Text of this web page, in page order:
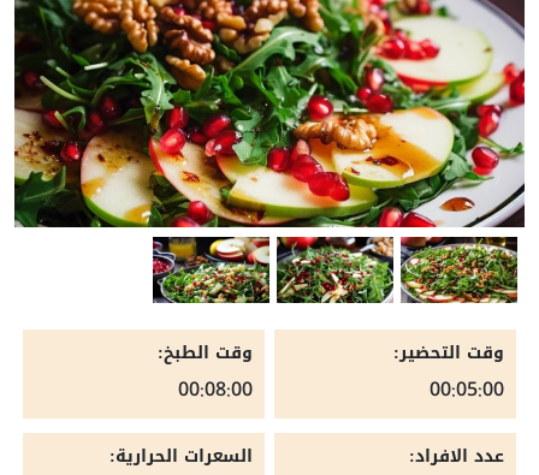
وقت التحضير:
00:05:00
وقت الطبخ:
00:08:00
عدد الافراد: السعرات الحرارية: